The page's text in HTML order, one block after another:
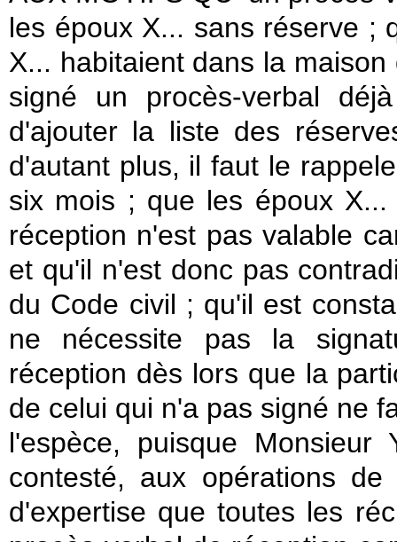
les époux X... sans réserve ;
X... habitaient dans la
signé un procès-verbal
d'ajouter la liste des
d'autant plus, il faut le
six mois ; que les époux
réception n'est pas valable
et qu'il n'est donc pas
du Code civil ; qu'il est
ne nécessite pas la
réception dès lors que la
de celui qui n'a pas signé ne
l'espèce, puisque
contesté, aux opérations
d'expertise que toutes les